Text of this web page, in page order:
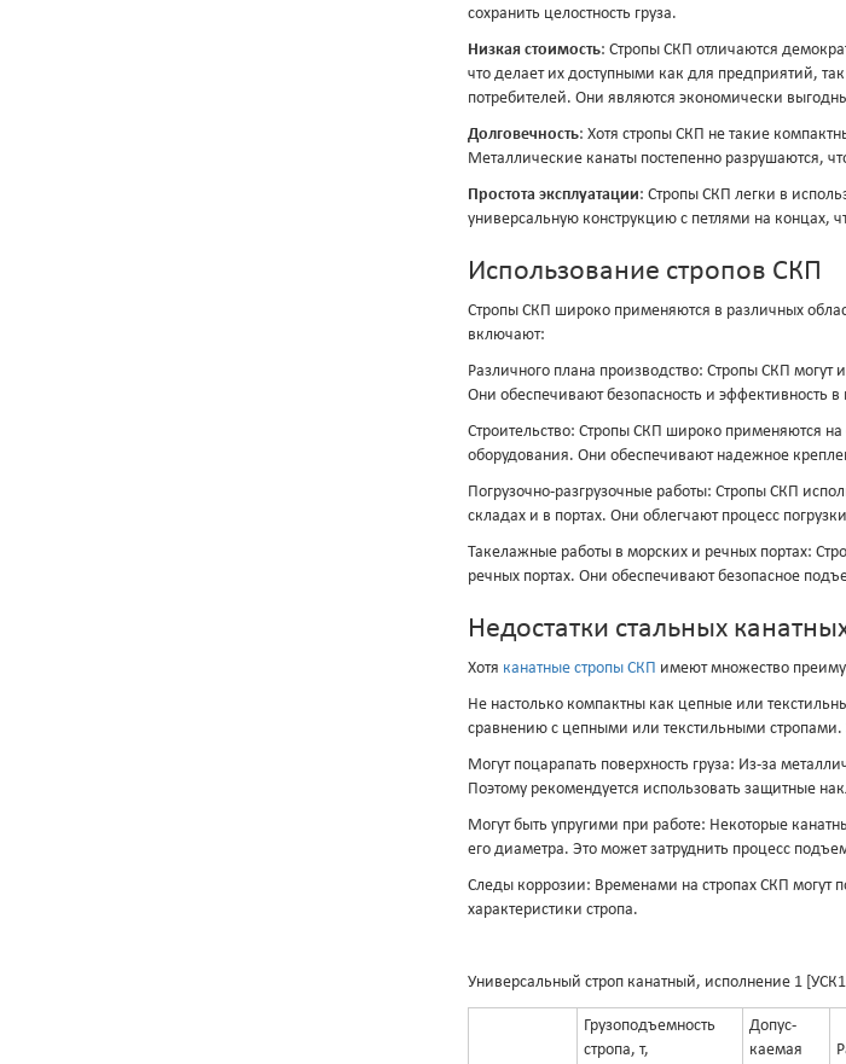
сохранить целостность груза.
Низкая стоимость: Стропы СКП отличаются
что делает их доступными как для предприятий,
потребителей. Они являются экономически
Долговечность: Хотя стропы СКП не такие
Металлические канаты постепенно разрушаются,
Простота эксплуатации: Стропы СКП легки в
универсальную конструкцию с петлями на концах,
Использование стропов СКП
Стропы СКП широко применяются в различных
включают:
Различного плана производство: Стропы СКП
Они обеспечивают безопасность и эффективность в
Строительство: Стропы СКП широко применяются
оборудования. Они обеспечивают надежное
Погрузочно-разгрузочные работы: Стропы СКП
складах и в портах. Они облегчают процесс
Такелажные работы в морских и речных портах:
речных портах. Они обеспечивают безопасное
Недостатки стальных
Хотя канатные стропы СКП имеют множество
Не настолько компактны как цепные или
сравнению с цепными или текстильными стропами.
Могут поцарапать поверхность груза: Из-за
Поэтому рекомендуется использовать защитные
Могут быть упругими при работе: Некоторые
его диаметра. Это может затруднить процесс
Следы коррозии: Временами на стропах СКП могут
характеристики стропа.
Универсальный строп канатный, исполнение 1
Грузоподъемность
стропа, т,
Допус-
каемая